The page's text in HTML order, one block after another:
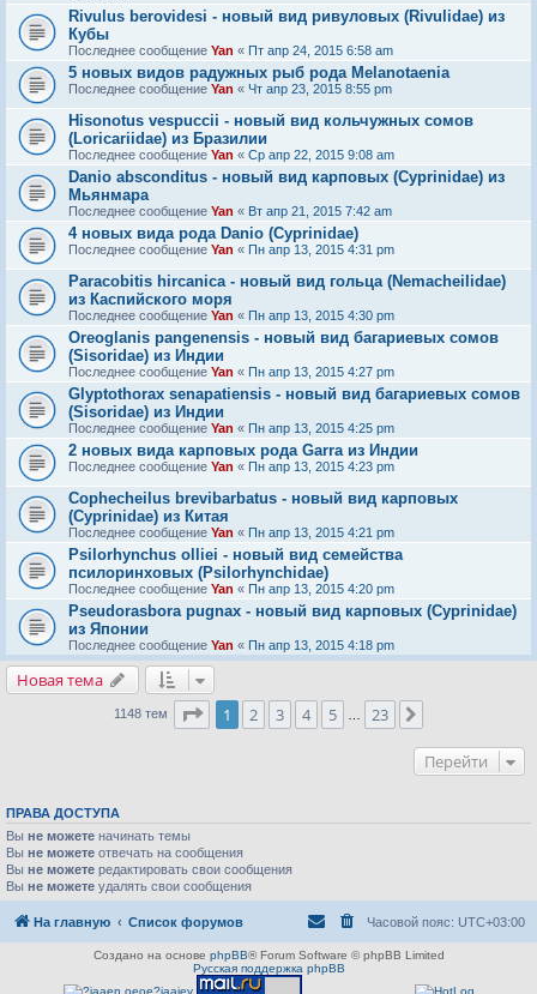
Rivulus berovidesi - новый вид ривуловых (Rivulidae) из
Кубы
Последнее сообщение Yan « Пт апр 24, 2015 6:58 am
5 новых видов радужных рыб рода Melanotaenia
Последнее сообщение Yan « Чт апр 23, 2015 8:55 pm
Hisonotus vespuccii - новый вид кольчужных сомов
(Loricariidae) из Бразилии
Последнее сообщение Yan « Ср апр 22, 2015 9:08 am
Danio absconditus - новый вид карповых (Cyprinidae) из
Мьянмара
Последнее сообщение Yan « Вт апр 21, 2015 7:42 am
4 новых вида рода Danio (Cyprinidae)
Последнее сообщение Yan « Пн апр 13, 2015 4:31 pm
Paracobitis hircanica - новый вид гольца (Nemacheilidae)
из Каспийского моря
Последнее сообщение Yan « Пн апр 13, 2015 4:30 pm
Oreoglanis pangenensis - новый вид багариевых сомов
(Sisoridae) из Индии
Последнее сообщение Yan « Пн апр 13, 2015 4:27 pm
Glyptothorax senapatiensis - новый вид багариевых сомов
(Sisoridae) из Индии
Последнее сообщение Yan « Пн апр 13, 2015 4:25 pm
2 новых вида карповых рода Garra из Индии
Последнее сообщение Yan « Пн апр 13, 2015 4:23 pm
Cophecheilus brevibarbatus - новый вид карповых
(Cyprinidae) из Китая
Последнее сообщение Yan « Пн апр 13, 2015 4:21 pm
Psilorhynchus olliei - новый вид семейства
псилоринховых (Psilorhynchidae)
Последнее сообщение Yan « Пн апр 13, 2015 4:20 pm
Pseudorasbora pugnax - новый вид карповых (Cyprinidae)
из Японии
Последнее сообщение Yan « Пн апр 13, 2015 4:18 pm
Новая тема
1148 тем Страница1 из
1 2 3 4 5 23
Перейти
ПРАВА ДОСТУПА
Вы не можете начинать темы
Вы не можете отвечать на сообщения
Вы не можете редактировать свои сообщения
Вы не можете удалять свои сообщения
На главную Список форумов Часовой пояс: UTC+03:00
Создано на основе phpBB® Forum Software © phpBB Limited
Русская поддержка phpBB